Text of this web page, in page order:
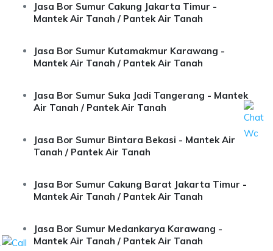
Jasa Bor Sumur Cakung Jakarta Timur -
Mantek Air Tanah / Pantek Air Tanah
Jasa Bor Sumur Kutamakmur Karawang -
Mantek Air Tanah / Pantek Air Tanah
Jasa Bor Sumur Suka Jadi Tangerang - Mantek
Air Tanah / Pantek Air Tanah
Jasa Bor Sumur Bintara Bekasi - Mantek Air
Tanah / Pantek Air Tanah
Jasa Bor Sumur Cakung Barat Jakarta Timur -
Mantek Air Tanah / Pantek Air Tanah
Jasa Bor Sumur Medankarya Karawang -
Mantek Air Tanah / Pantek Air Tanah